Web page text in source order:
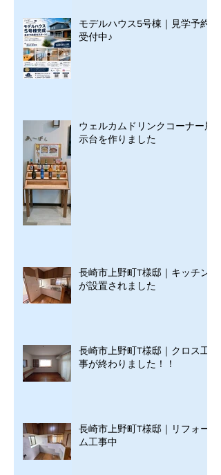
モデルハウス5号棟｜見学予約
受付中♪
ウェルカムドリンクコーナー展
示台を作りました
長崎市上野町T様邸｜キッチン
が設置されました
長崎市上野町T様邸｜クロス工
事が終わりました！！
長崎市上野町T様邸｜リフォー
ム工事中